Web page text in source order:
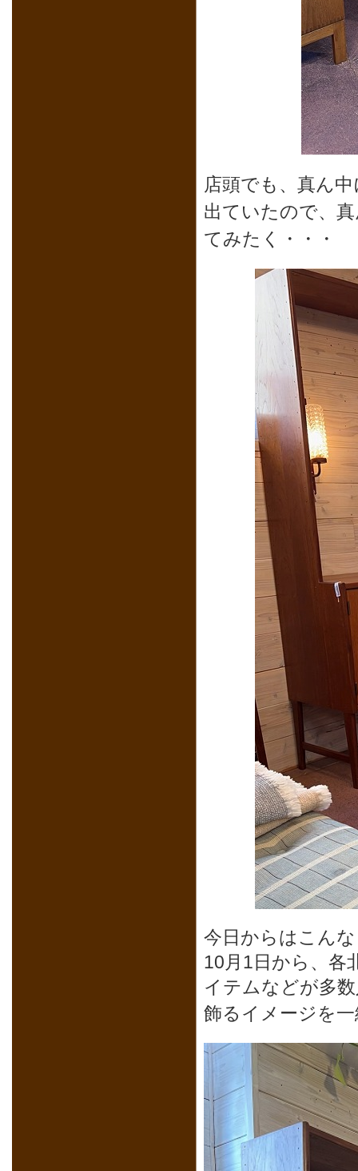
店頭でも、真ん
出ていたので、
てみたく・・・
今日からはこん
10月1日から、各
イテムなどが多
飾るイメージを